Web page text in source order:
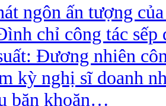
ngôn ấn tượng
chỉ công tác sếp
Đương nhiên
kỳ nghị sĩ doanh
băn khoăn…